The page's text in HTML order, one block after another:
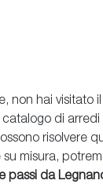
non hai visitato
di
risolvere
misura,
passi da